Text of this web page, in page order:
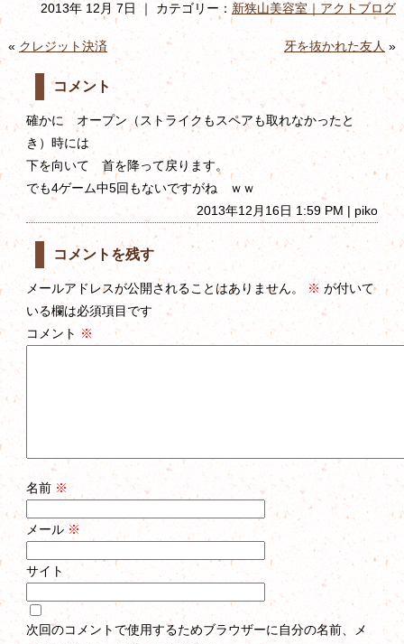
2013年 12月 7日 ｜ カテゴリー： 新狭山美容室｜アクトブログ
« クレジット決済 牙を抜かれた友人»
コメント
確かに オープン（ストライクもスペアも取れなかったと
き）時には
下を向いて 首を降って戻ります。
でも4ゲーム中5回もないですがね ｗｗ
2013年12月16日 1:59 PM | piko
コメントを残す
メールアドレスが公開されることはありません。 ※ が付いて
いる欄は必須項目です
コメント ※
名前 ※
メール ※
サイト
次回のコメントで使用するためブラウザーに自分の名前、メ